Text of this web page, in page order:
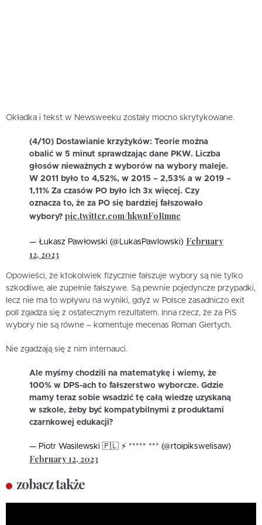
Okładka i tekst w Newsweeku zostały mocno skrytykowane.
(4/10) Dostawianie krzyżyków: Teorie można
obalić w 5 minut sprawdzając dane PKW. Liczba
głosów nieważnych z wyborów na wybory maleje.
W 2011 było to 4,52%, w 2015 – 2,53% a w 2019 –
1,11% Za czasów PO było ich 3x więcej. Czy
oznacza to, że za PO się bardziej fałszowało
wybory? pic.twitter.com/hkwnFoRmnc
— Łukasz Pawłowski (@LukasPawlowski) February
12, 2023
Opowieści, że ktokolwiek fizycznie fałszuje wybory są nie tylko
szkodliwe, ale zupełnie fałszywe. Są pewnie pojedyncze przypadki,
lecz nie ma to wpływu na wyniki, gdyż w Polsce zasadniczo exit
poll zgadza się z ostatecznym rezultatem. Inna rzecz, że za PiS
wybory nie są równe – komentuje mecenas Roman Giertych.
Nie zgadzają się z nim internauci.
Ale myśmy chodzili na matematykę i wiemy, że
100% w DPS-ach to fałszerstwo wyborcze. Gdzie
mamy teraz sobie wsadzić tę całą wiedzę uzyskaną
w szkole, żeby być kompatybilnymi z produktami
czarnkowej edukacji?
— Piotr Wasilewski 🇵🇱 ⚡ ***** *** (@rtoipikswelisaw)
February 12, 2023
zobacz także